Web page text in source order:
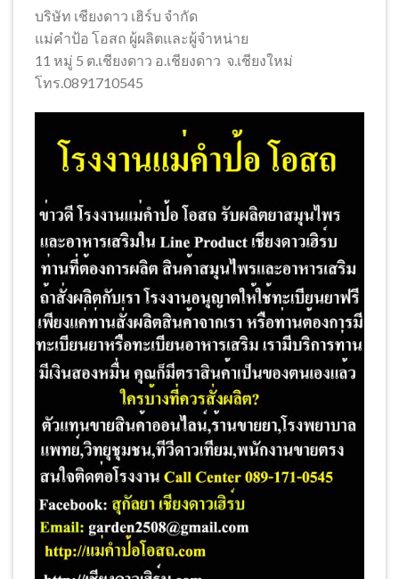
บริษัท เชียงดาว เฮิร์บ จำกัด
แม่คำป้อ โอสถ ผู้ผลิตและผู้จำหน่าย
11 หมู่ 5 ต.เชียงดาว อ.เชียงดาว จ.เชียงใหม่
โทร.0891710545